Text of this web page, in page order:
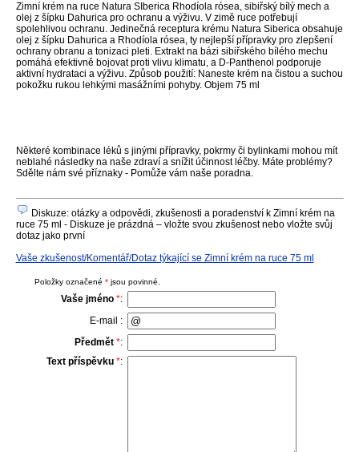
Zimní krém na ruce Natura SIberica Rhodíola rósea, sibiřský bílý mech a
olej z šípku Dahurica pro ochranu a výživu. V zimě ruce potřebují
spolehlivou ochranu. Jedinečná receptura krému Natura Siberica obsahuje
olej z šípku Dahurica a Rhodíola rósea, ty nejlepší přípravky pro zlepšení
ochrany obranu a tonizaci pleti. Extrakt na bázi sibiřského bílého mechu
pomáhá efektivně bojovat proti vlivu klimatu, a D-Panthenol podporuje
aktivní hydrataci a výživu. Způsob použití: Naneste krém na čistou a suchou
pokožku rukou lehkými masážními pohyby. Objem 75 ml
Některé kombinace léků s jinými přípravky, pokrmy či bylinkami mohou mít
neblahé následky na naše zdraví a snížit účinnost léčby. Máte problémy?
Sdělte nám své příznaky - Pomůže vám naše poradna.
Diskuze: otázky a odpovědi, zkušenosti a poradenství k Zimní krém na
ruce 75 ml - Diskuze je prázdná – vložte svou zkušenost nebo vložte svůj
dotaz jako první
Vaše zkušenost/Komentář/Dotaz týkající se Zimní krém na ruce 75 ml
Položky označené * jsou povinné.
Vaše jméno *:
E-mail :
Předmět *:
Text příspěvku *: